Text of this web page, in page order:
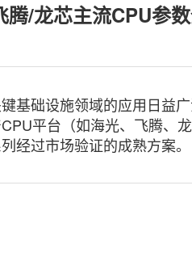
/龙芯主流CPU参
础设施领域的应用日益
平台（如海光、飞腾、
经过市场验证的成熟方案。